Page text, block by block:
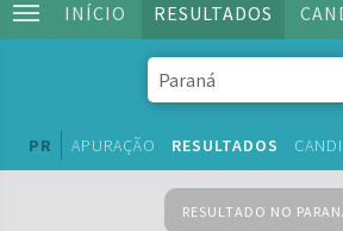
INÍCIO RESULTADOS
PR APURAÇÃO RESULTADOS
RESULTADO NO